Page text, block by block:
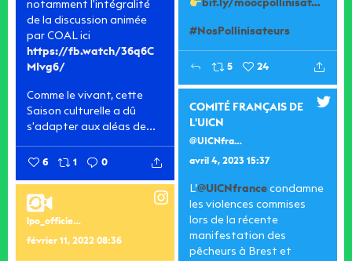
notamment l'intégralité
de la discussion animée
par COAL ici
https://fb.watch/36q6C
MIvg6/
Comme le vivant, cette
Saison culturelle a dû
s'adapter aux aléas de...
6 1 0
bit.ly/moocpollinisat…
#NosPollinisateurs
5 24
COMITÉ FRANÇAIS DE
L'UICN
@UICNfrance
avril 4, 2023 15:37
L’@UICNfrance condamne
les violences commises
lors de la récente
manifestation des
pêcheurs à Brest et
LPO
lpo_officiel
février 11, 2022 08:36